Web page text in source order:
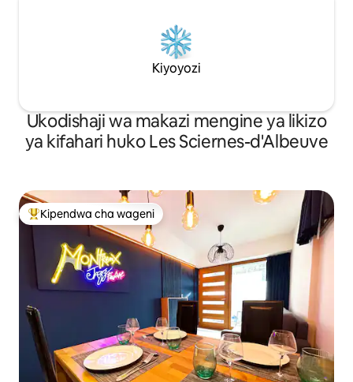
Kiyoyozi
Ukodishaji wa makazi mengine ya likizo
ya kifahari huko Les Sciernes-d'Albeuve
Kipendwa maarufu cha wageni
Kipendwa cha wageni